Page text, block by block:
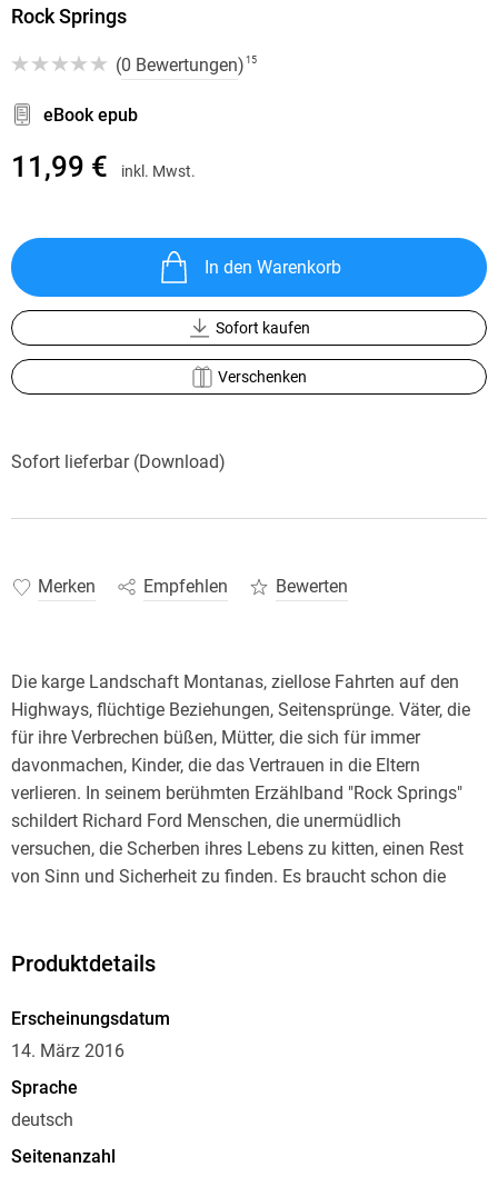
Rock Springs
(0 Bewertungen) 15
eBook epub
11,99 € inkl. Mwst.
In den Warenkorb
Sofort kaufen
Verschenken
Sofort lieferbar (Download)
Merken Empfehlen Bewerten
Die karge Landschaft Montanas, ziellose Fahrten auf den
Highways, flüchtige Beziehungen, Seitensprünge. Väter, die
für ihre Verbrechen büßen, Mütter, die sich für immer
davonmachen, Kinder, die das Vertrauen in die Eltern
verlieren. In seinem berühmten Erzählband "Rock Springs"
schildert Richard Ford Menschen, die unermüdlich
versuchen, die Scherben ihres Lebens zu kitten, einen Rest
von Sinn und Sicherheit zu finden. Es braucht schon die
USA zu erzählen. Mit der Leichtigkeit und Präzision, die
Empathie - und sogar so etwas wie Trost.
Produktdetails
Erscheinungsdatum
14. März 2016
Sprache
deutsch
Seitenanzahl